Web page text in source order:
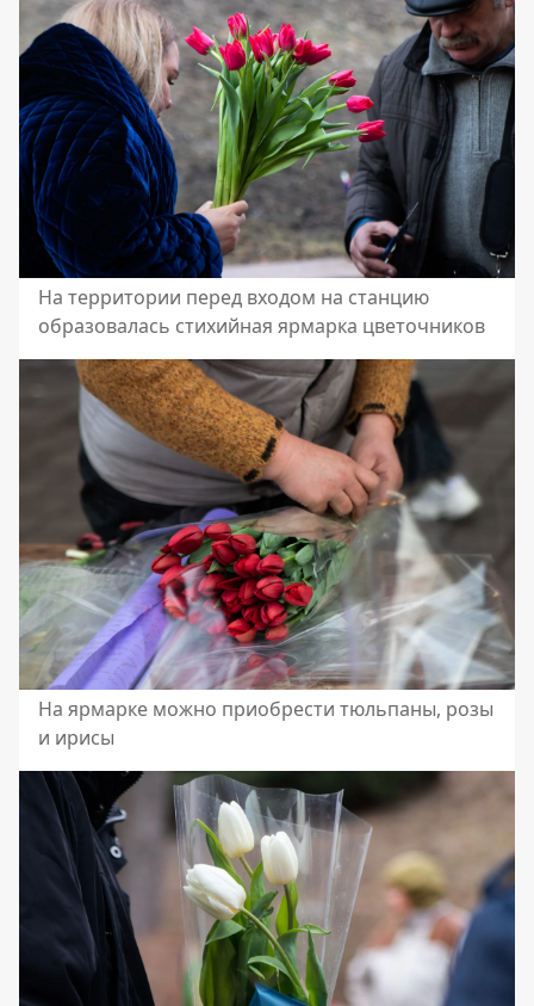
На территории перед входом на станцию
образовалась стихийная ярмарка цветочников
На ярмарке можно приобрести тюльпаны, розы
и ирисы